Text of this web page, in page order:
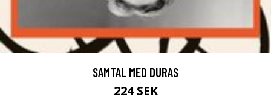
SAMTAL MED DURAS
224 SEK